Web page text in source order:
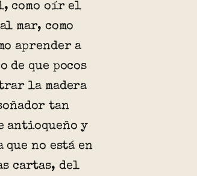
como oír el
mar, como
aprender a
de que pocos
la madera
tan
antioqueño y
no está en
cartas, del